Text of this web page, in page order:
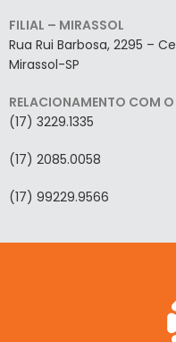
FILIAL – MIRASSOL
Rua Rui Barbosa, 2295 –
Mirassol-SP
RELACIONAMENTO COM O
(17) 3229.1335
(17) 2085.0058
(17) 99229.9566